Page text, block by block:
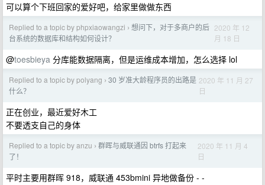
可以算个下班回家的爱好吧，给家里做做东西
Replied to a topic by phpxiaowangzi › 想问下，对于多商户的后
台系统的数据库和结构如何设计？
2020 年 12
月 18 日
@toesbieya 分库能数据隔离，但是运维成本增加，怎么选择 lol
Replied to a topic by polyang › 30 岁准大龄程序员的出路是
什么？
2020 年 11 月 27
日
正在创业，最近爱好木工
不要透支自己的身体
Replied to a topic by anzu › 群晖与威联通因 btrfs 打起来
了！
2020 年 11 月 4
日
平时主要用群晖 918，威联通 453bmini 异地做备份 - -